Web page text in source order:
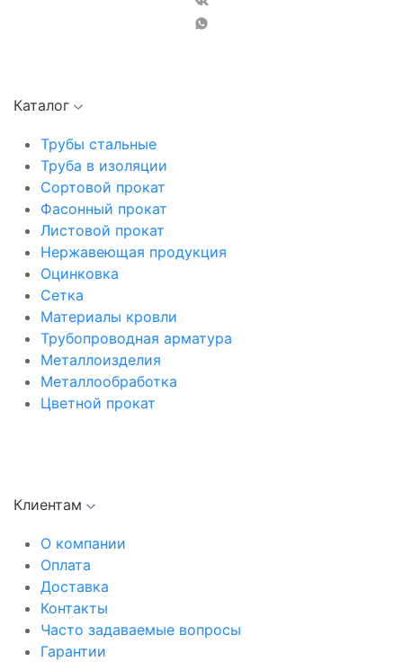
Каталог
Трубы стальные
Труба в изоляции
Сортовой прокат
Фасонный прокат
Листовой прокат
Нержавеющая продукция
Оцинковка
Сетка
Материалы кровли
Трубопроводная арматура
Металлоизделия
Металлообработка
Цветной прокат
Клиентам
О компании
Оплата
Доставка
Контакты
Часто задаваемые вопросы
Гарантии